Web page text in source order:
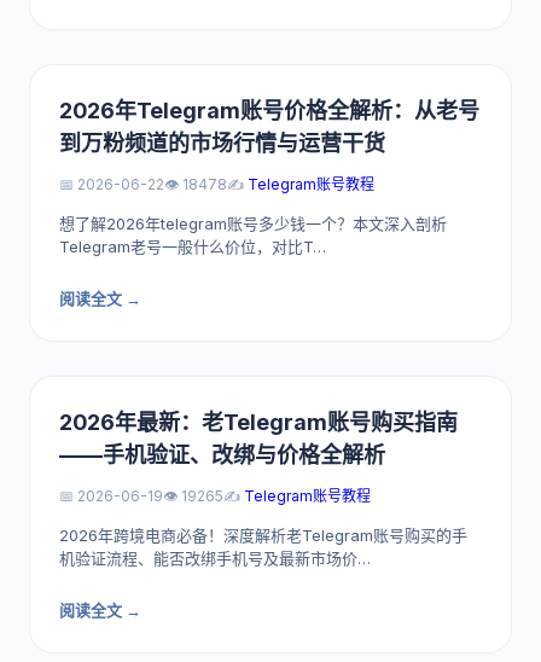
2026年Telegram账号价格全解析：从老号
到万粉频道的市场行情与运营干货
📅 2026-06-22👁️ 18478✍️ Telegram账号教程
想了解2026年telegram账号多少钱一个？本文深入剖析
Telegram老号一般什么价位，对比T…
阅读全文 →
2026年最新：老Telegram账号购买指南
——手机验证、改绑与价格全解析
📅 2026-06-19👁️ 19265✍️ Telegram账号教程
2026年跨境电商必备！深度解析老Telegram账号购买的手
机验证流程、能否改绑手机号及最新市场价…
阅读全文 →